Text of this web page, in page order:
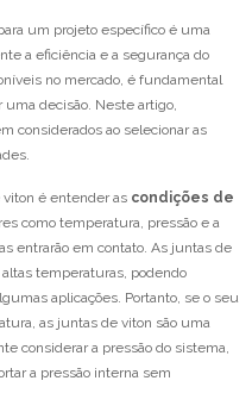
um projeto específico é uma
a eficiência e a segurança do
no mercado, é fundamental
decisão. Neste artigo,
considerados ao selecionar as
viton é entender as condições de
como temperatura, pressão e a
entrarão em contato. As juntas de
temperaturas, podendo
aplicações. Portanto, se o seu
as juntas de viton são uma
considerar a pressão do sistema,
a pressão interna sem